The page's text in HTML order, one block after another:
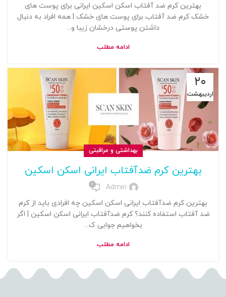
بهترین کرم ضد آفتاب اسکن اسکین ایرانی برای پوست های
خشک کرم ضد آفتاب برای پوست های خشک | همه افراد به دنبال
داشتن پوستی درخشان زیبا و...
ادامه مطلب
۲۰
اردیبهشت
بهداشتی و مراقبتی
بهترین کرم ضدآفتاب ایرانی اسکن اسکین
Admin
0
بهترین کرم ضدآفتاب ایرانی اسکن اسکین چه افرادی باید از کرم
ضد آفتاب استفاده کنند؟ کرم ضدآفتاب ایرانی اسکن اسکین | اگر
بخواهیم جوابی ک...
ادامه مطلب